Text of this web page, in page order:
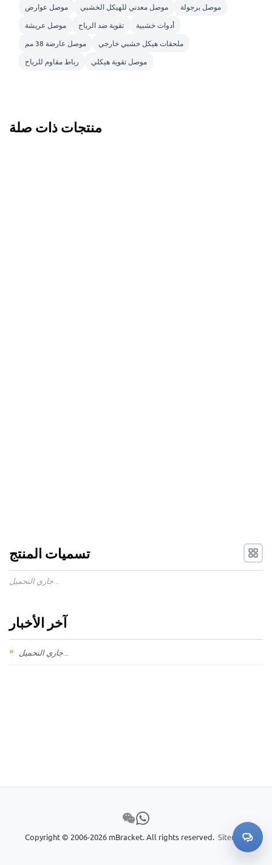
موصل عوارض
موصل معدني للهيكل الخشبي
موصل برجولة
موصل عريشة
تقوية ضد الرياح
أدوات خشبية
موصل عارضة 38 مم
ملحقات هيكل خشبي خارجي
رباط مقاوم للرياح
موصل تقوية هيكلي
منتجات ذات صلة
تسميات المنتج
آخر الأخبار
Copyright © 2006-2026 mBracket. All rights reserved. Sitemap